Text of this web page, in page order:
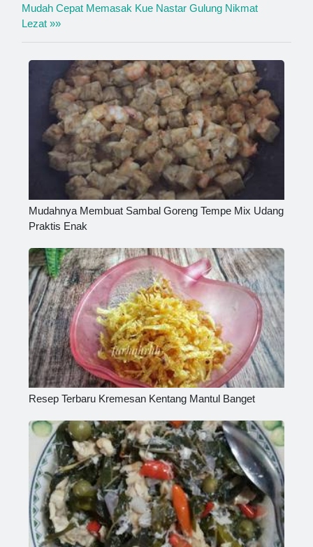
Mudah Cepat Memasak Kue Nastar Gulung Nikmat
Lezat »»
Mudahnya Membuat Sambal Goreng Tempe Mix Udang
Praktis Enak
Resep Terbaru Kremesan Kentang Mantul Banget